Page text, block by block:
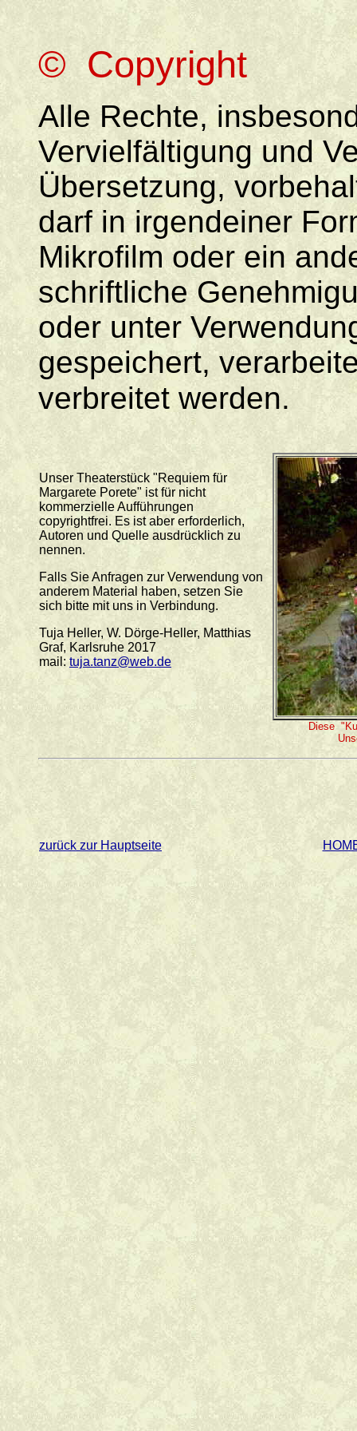
© Copyright
Alle Rechte,
Vervielfältigung und
Übersetzung,
darf in irgendeiner
Mikrofilm oder ein
schriftliche
oder unter
gespeichert,
verbreitet werden.
Unser Theaterstück "Requiem für
Margarete Porete" ist für nicht
kommerzielle Aufführungen
copyrightfrei. Es ist aber erforderlich,
Autoren und Quelle ausdrücklich zu
nennen.
Falls Sie Anfragen zur Verwendung von
anderem Material haben, setzen Sie
sich bitte mit uns in Verbindung.
Tuja Heller, W. Dörge-Heller, Matthias
Graf, Karlsruhe 2017
mail: tuja.tanz@web.de
Diese
zurück zur Hauptseite